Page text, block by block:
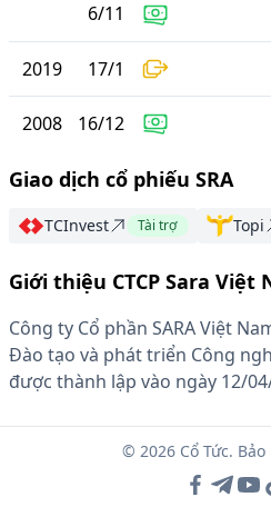
6/11
2019 17/1
2008 16/12
Giao dịch cổ phiếu SRA
TCInvest Tài trợ Topi
Giới thiệu CTCP Sara Việt
Công ty Cổ phần SARA Việt
Đào tạo và phát triển Công
được thành lập vào ngày 12/
© 2026 Cổ Tức.